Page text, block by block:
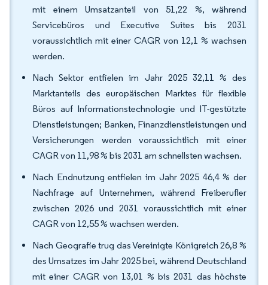
mit einem Umsatzanteil von 51,22 %, während
Servicebüros und Executive Suites bis 2031
voraussichtlich mit einer CAGR von 12,1 % wachsen
werden.
Nach Sektor entfielen im Jahr 2025 32,11 % des
Marktanteils des europäischen Marktes für flexible
Büros auf Informationstechnologie und IT-gestützte
Dienstleistungen; Banken, Finanzdienstleistungen und
Versicherungen werden voraussichtlich mit einer
CAGR von 11,98 % bis 2031 am schnellsten wachsen.
Nach Endnutzung entfielen im Jahr 2025 46,4 % der
Nachfrage auf Unternehmen, während Freiberufler
zwischen 2026 und 2031 voraussichtlich mit einer
CAGR von 12,55 % wachsen werden.
Nach Geografie trug das Vereinigte Königreich 26,8 %
des Umsatzes im Jahr 2025 bei, während Deutschland
mit einer CAGR von 13,01 % bis 2031 das höchste